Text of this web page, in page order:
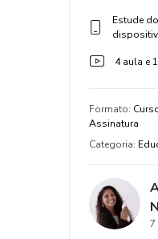
Estude
4 aula e
Formato:
Assinatura
Categoria:
7